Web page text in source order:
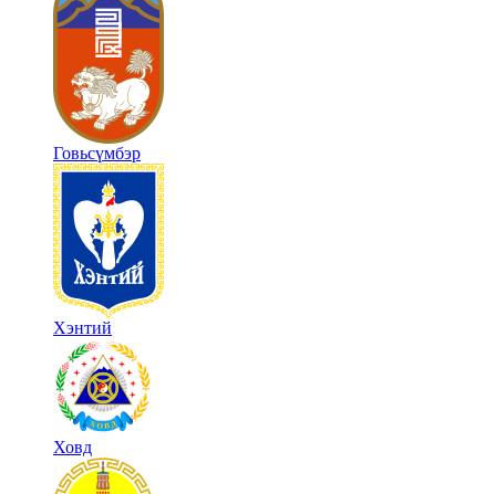
Говьсүмбэр
Хэнтий
Ховд